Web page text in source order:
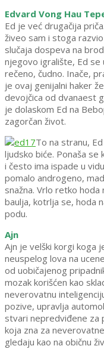
Edvard Vong Hau
Ed je već drugačija
živeo sam i stoga
slučaja dospeva na
njegovo igralište, Ed se
rečeno, čudno. Inače,
je ovaj genijalni haker
devojčica od dvanaest
je dolaskom Ed na
zagorčan život.
To na stranu,
ljudsko biće. Ponaša se
i često ima ispade u
pomalo androgeno,
snažna. Vrlo retko
baulja, kotrlja se, hoda
podu.
Ajn
Ajn je velški korgi koga
neuspelog lova na
od uobičajenog
mozak korišćen kao
neverovatnu
pozive, upravlja
stvari nepredviđene za
koja zna za
gledaju kao na običnu